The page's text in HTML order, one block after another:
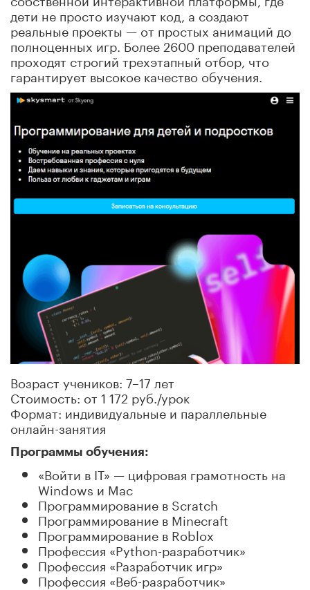
дети не просто изучают код, а создают
реальные проекты — от простых анимаций до
полноценных игр. Более 2600 преподавателей
проходят строгий трехэтапный отбор, что
гарантирует высокое качество обучения.
Возраст учеников: 7–17 лет
Стоимость: от 1 172 руб./урок
Формат: индивидуальные и параллельные
онлайн-занятия
Программы обучения:
«Войти в IT» — цифровая грамотность на
Windows и Mac
Программирование в Scratch
Программирование в Minecraft
Программирование в Roblox
Профессия «Python-разработчик»
Профессия «Разработчик игр»
Профессия «Веб-разработчик»